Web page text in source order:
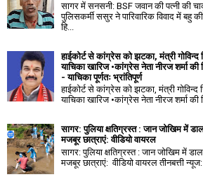
सागर में सनसनी: BSF जवान की पत्नी की
पुलिसकर्मी ससुर ने पारिवारिक विवाद में बहु
हि...
हाईकोर्ट से कांग्रेस को झटका, मंत्री
याचिका खारिज •कांग्रेस नेता नीरज शर्मा की
- याचिका पूर्णतः भ्रांतिपूर्ण
हाईकोर्ट से कांग्रेस को झटका, मंत्री
याचिका खारिज •कांग्रेस नेता नीरज शर्मा की
सागर: पुलिया क्षतिग्रस्त : जान जोखिम में
मजबूर छात्राएं: वीडियो वायरल
सागर: पुलिया क्षतिग्रस्त : जान जोखिम में
मजबूर छात्राएं: वीडियो वायरल तीनबत्ती